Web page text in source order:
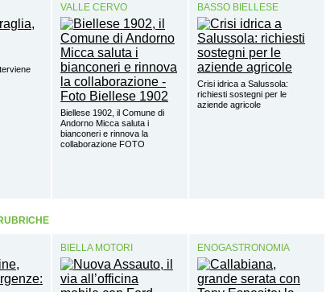
VALLE CERVO
Biellese 1902, il Comune di
Andorno Micca saluta i
bianconeri e rinnova la
collaborazione FOTO
BASSO BIELLESE
Crisi idrica a Salussola:
richiesti sostegni per le
aziende agricole
BIELLA MOTORI ENOGASTRONOMIA